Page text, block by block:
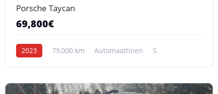
Porsche Taycan
69,800€
2023 79,000 km Automaattinen S